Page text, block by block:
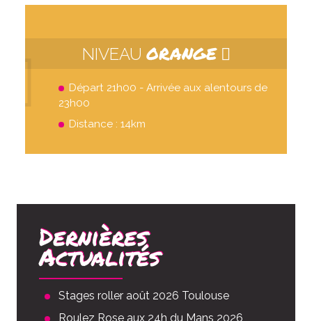
NIVEAU ORANGE
Départ 21h00 - Arrivée aux alentours de
23h00
Distance : 14km
Dernières
Actualités
Stages roller août 2026 Toulouse
Roulez Rose aux 24h du Mans 2026